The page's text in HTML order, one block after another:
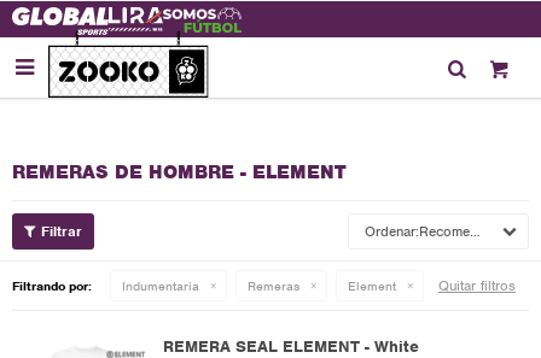

REMERAS DE HOMBRE - ELEMENT
Recomendados
Filtrando por: Indumentaria Remeras Element Quitar filtros
REMERA SEAL ELEMENT - White